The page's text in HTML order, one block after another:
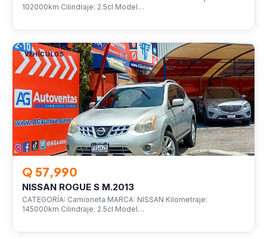
102000km Cilindraje: 2.5cl Model…
VEHÍCULOS
Q 57,990
NISSAN ROGUE S M.2013
CATEGORÍA: Camioneta MARCA: NISSAN Kilometraje:
145000km Cilindraje: 2.5cl Model…